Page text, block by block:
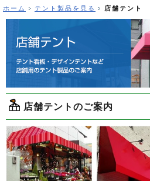
ホーム テント製品を見る 店舗テント
店舗テントのご案内